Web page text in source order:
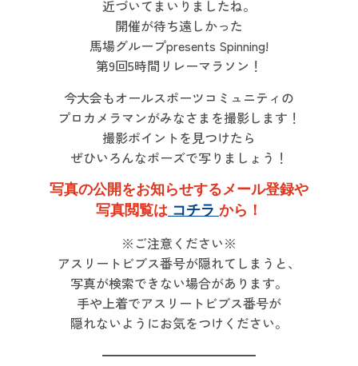
近づいてまいりましたね。
開催が待ち遠しかった
馬場グループpresents Spinning!
第9回5時間リレーマラソン！
今大会もオールスポーツコミュニティの
プロカメラマンがみなさまを撮影します！
撮影ポイントを見つけたら
ぜひいろんなポーズで写りましょう！
写真の公開をお知らせするメール登録や
写真閲覧は コチラ から！
※ご注意ください※
アスリートビブス番号が隠れてしまうと、
写真が検索できない場合があります。
手や上着でアスリートビブス番号が
隠れないようにお気をつけください。
━━━━━━━━━━━━